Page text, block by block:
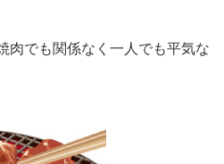
肉でも関係なく一人でも平気な